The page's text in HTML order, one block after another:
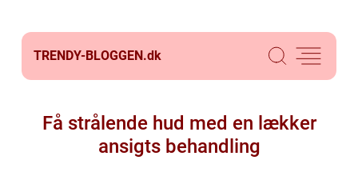
TRENDY-BLOGGEN.dk
Få strålende hud med en lækker
ansigts behandling